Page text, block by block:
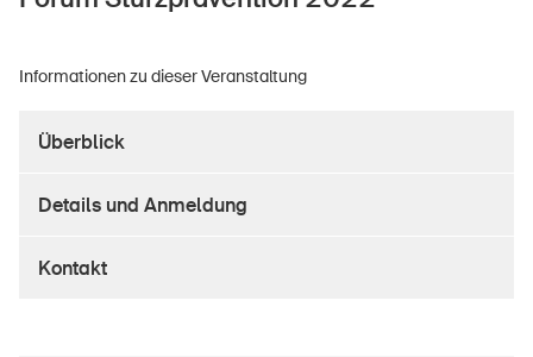
Sport & Bewegung
Gebäude & Anlagen
In der Kindheit
In der Schule
Informationen zu dieser Veranstaltung
Überblick
Details und Anmeldung
Kontakt